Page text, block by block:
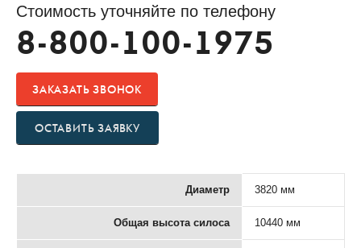
Стоимость уточняйте по телефону
8-800-100-1975
ЗАКАЗАТЬ ЗВОНОК
ОСТАВИТЬ ЗАЯВКУ
Диаметр 3820 мм
Общая высота силоса 10440 мм